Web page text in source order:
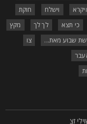
וישלח
חוקת
כי תצא לך לך
מקץ
שבוע מאת...